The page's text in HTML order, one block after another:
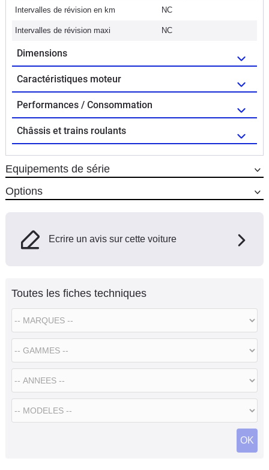
Intervalles de révision en km
NC
Intervalles de révision maxi NC
Dimensions
Caractéristiques moteur
Performances / Consommation
Châssis et trains roulants
Equipements de série
Options
Ecrire un avis sur cette voiture
Toutes les fiches techniques